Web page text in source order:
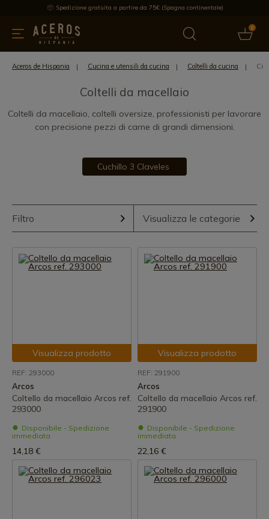
Spedizione gratuita a partire da 75€ (Spagna continentale)
0
cucina Offre Ultime notizie Venduti Marche
Aceros de Hispania Cucina e utensili da cucina Coltelli da cucina
Coltelli da macellaio
Coltelli da macellaio, coltelli oversize, professionisti per lavorare
con precisione pezzi di carne di grandi dimensioni.
Cuchillo 3 Claveles
Filtro Visualizza le categorie
Visualizza prodotto
REF: 293000
Arcos
Coltello da macellaio Arcos ref.
293000
Disponibile - Spedizione
immediata
14,18 €
Visualizza prodotto
REF: 291900
Arcos
Coltello da macellaio Arcos ref.
291900
Disponibile - Spedizione
immediata
22,16 €